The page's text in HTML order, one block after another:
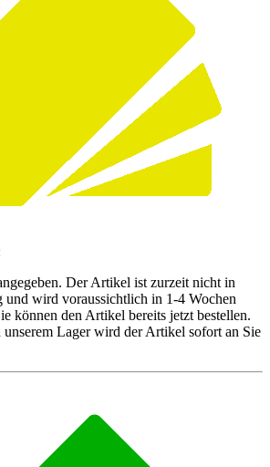
Der Artikel ist zurzeit nicht in
und wird voraussichtlich in 1-4 Wochen
können den Artikel bereits jetzt bestellen.
Lager wird der Artikel sofort an Sie